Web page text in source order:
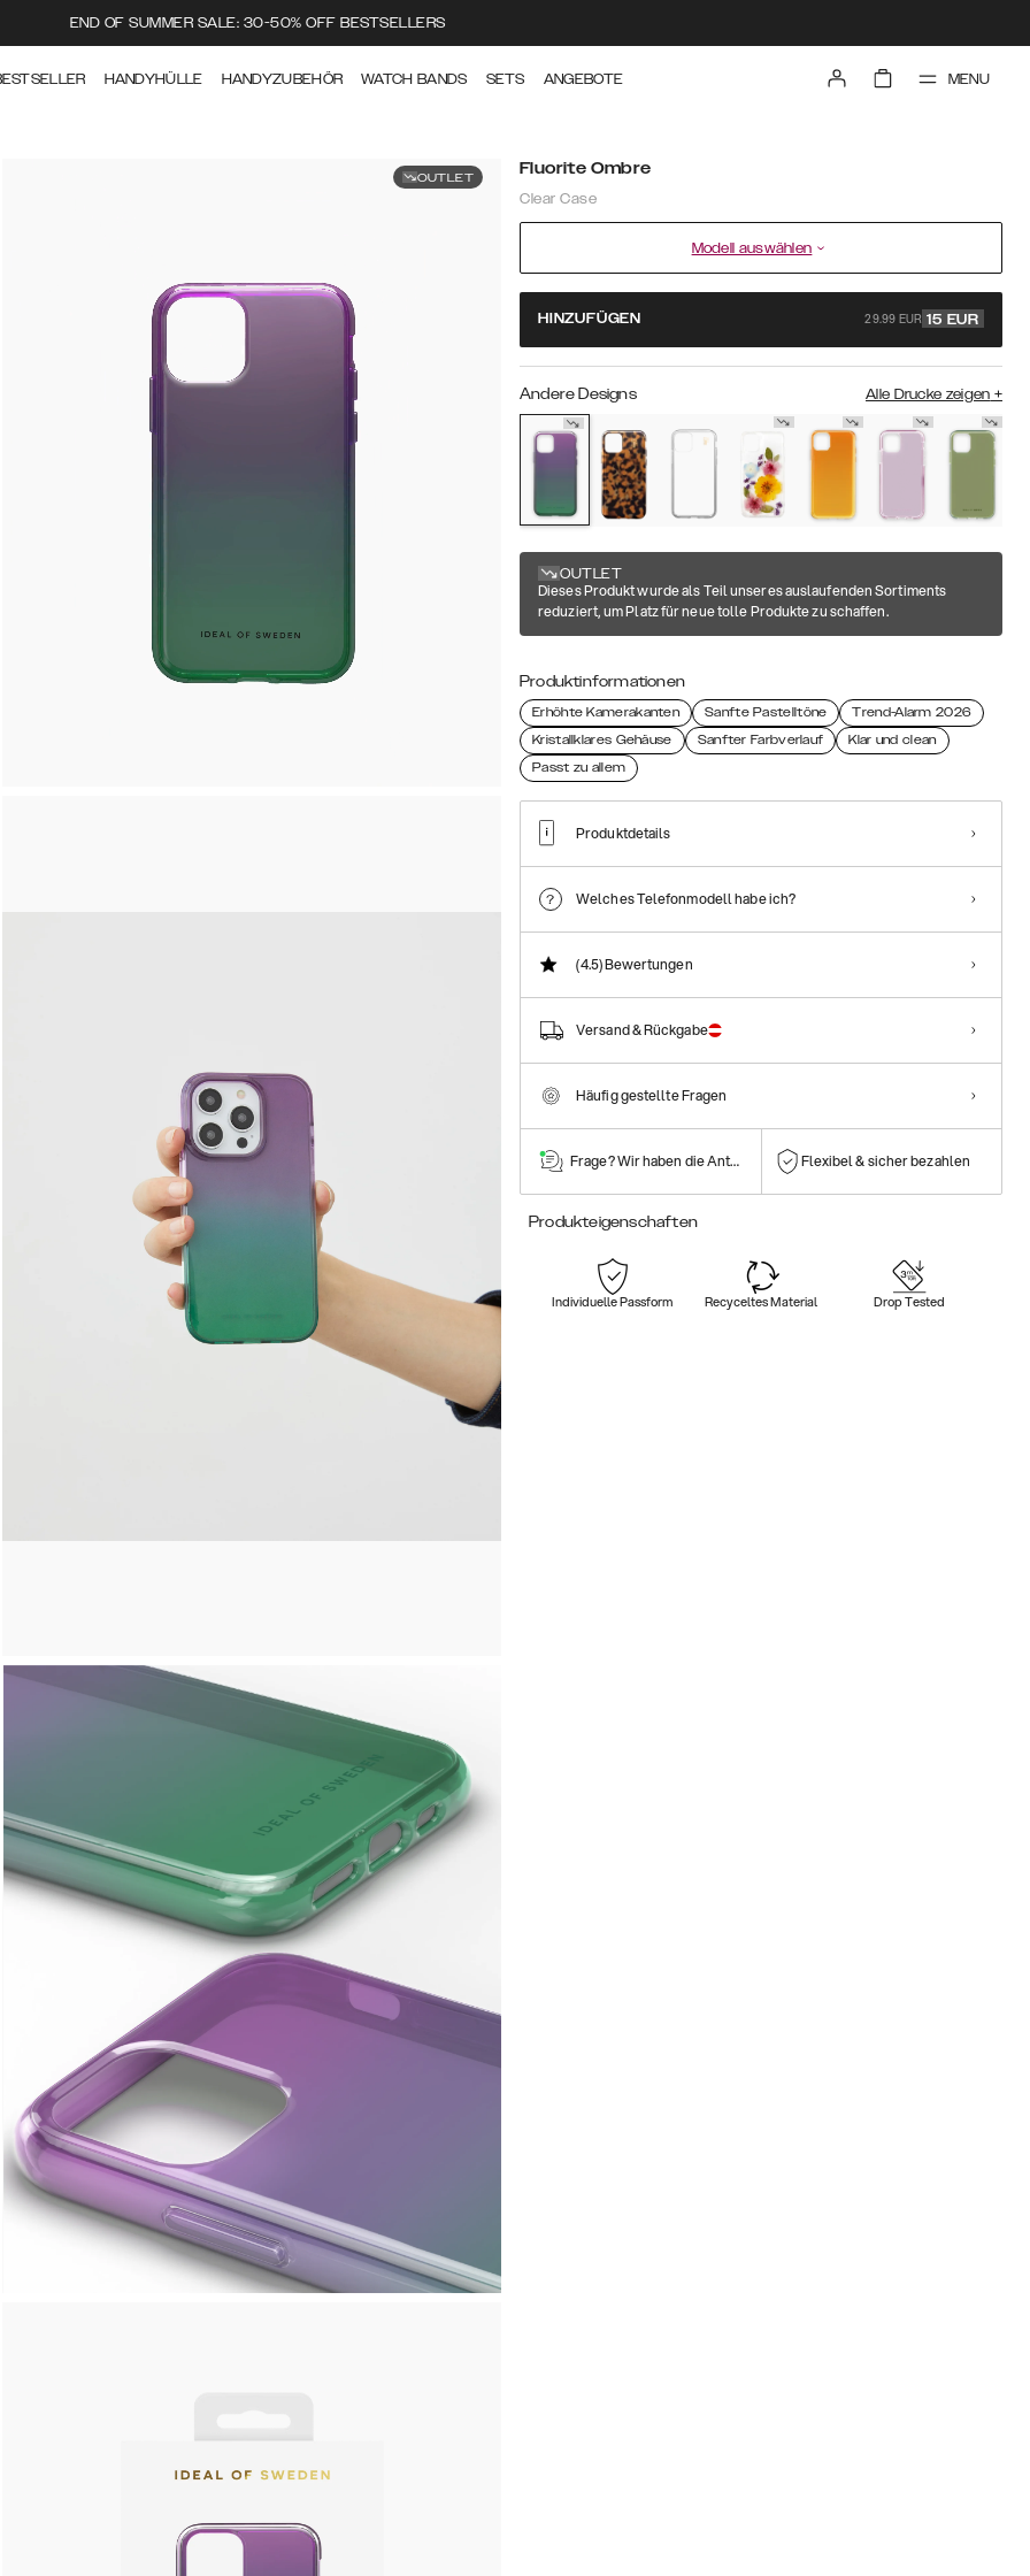
END OF SUMMER SALE: 30-50% OFF BESTSELLERS
HANDYHÜLLE HANDYZUBEHÖR WATCH BANDS SETS ANGEBOTE MENU
OUTLET Fluorite Ombre
Clear Case
Modell auswählen
HINZUFÜGEN 29.99 EUR 15 EUR
Andere Designs Alle Drucke zeigen +
OUTLET
Dieses Produkt wurde als Teil unseres auslaufenden Sortiments
reduziert, um Platz für neue tolle Produkte zu schaffen.
Produktinformationen
Erhöhte Kamerakanten Sanfte Pastelltöne
Trend-Alarm 2026
Kristallklares Gehäuse
Sanfter Farbverlauf
Klar und clean
Passt zu allem
Produktdetails
Welches Telefonmodell habe ich?
(4.5)Bewertungen
Versand & Rückgabe
Häufig gestellte Fragen
Frage? Wir haben die Antwort! Flexibel & sicher bezahlen
Produkteigenschaften
Individuelle Passform Recyceltes Material Drop Tested